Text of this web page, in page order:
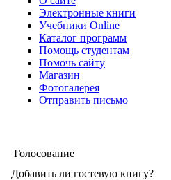
Электронные книги
Учебники Online
Каталог программ
Помощь студентам
Помочь сайту
Магазин
Фотогалерея
Отправить письмо
Голосование
Добавить ли гостевую книгу?